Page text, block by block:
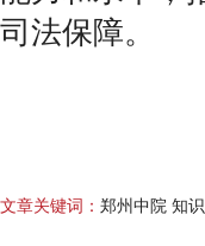
司法保障。
文章关键词： 郑州中院 知